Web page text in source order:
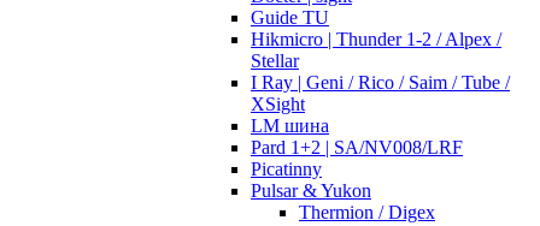
Guide TU
Hikmicro | Thunder 1-2 / Alpex /
Stellar
I Ray | Geni / Rico / Saim / Tube /
XSight
LM шина
Pard 1+2 | SA/NV008/LRF
Picatinny
Pulsar & Yukon
Thermion / Digex